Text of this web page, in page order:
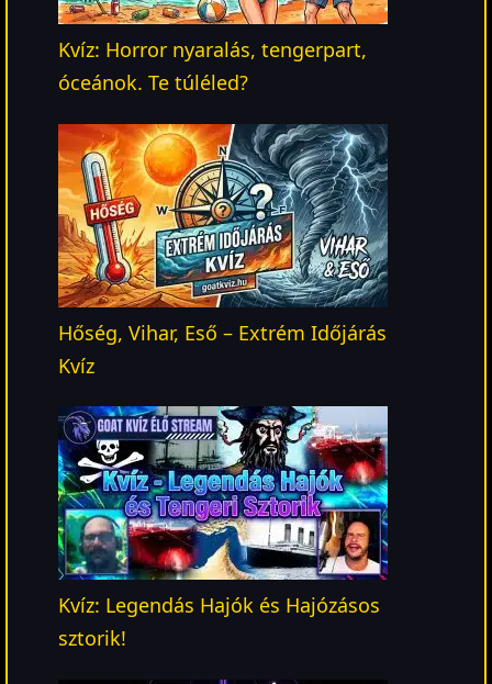
Kvíz: Horror nyaralás, tengerpart,
óceánok. Te túléled?
Hőség, Vihar, Eső – Extrém Időjárás
Kvíz
Kvíz: Legendás Hajók és Hajózásos
sztorik!